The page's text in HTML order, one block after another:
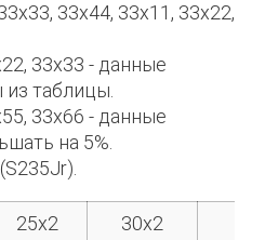
33x44, 33x11, 33x22,
33x33 - данные
таблицы.
33x66 - данные
на 5%.
25x2 30x2